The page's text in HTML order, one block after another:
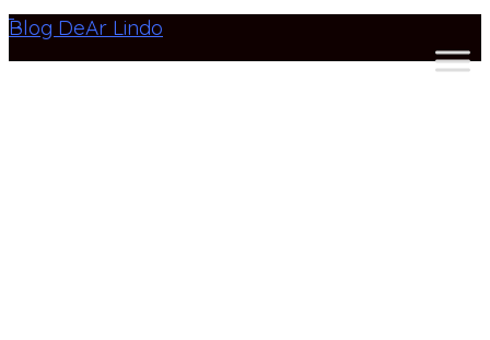
Blog DeAr Lindo